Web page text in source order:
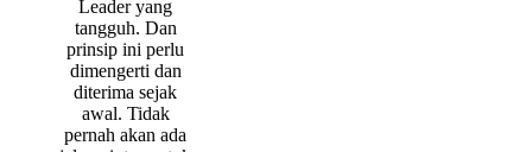
Leader yang
tangguh. Dan
prinsip ini perlu
dimengerti dan
diterima sejak
awal. Tidak
pernah akan ada